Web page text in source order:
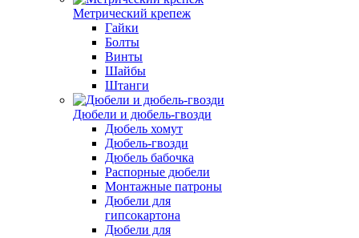
Метрический крепеж
Гайки
Болты
Винты
Шайбы
Штанги
Дюбели и дюбель-гвозди
Дюбель хомут
Дюбель-гвозди
Дюбель бабочка
Распорные дюбели
Монтажные патроны
Дюбели для
гипсокартона
Дюбели для